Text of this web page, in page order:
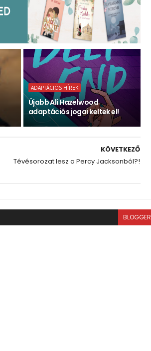
ADAPTÁCIÓS HÍREK
Újabb Ali Hazelwood
adaptációs jogai keltek el!
KÖVETKEZŐ
Tévésorozat lesz a Percy Jacksonból?!
BLOGGER